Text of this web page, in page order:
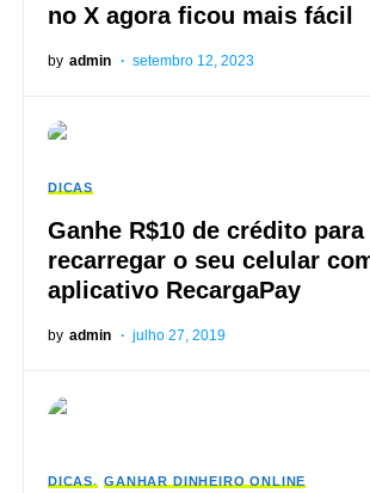
no X agora ficou mais fácil
by admin setembro 12, 2023
DICAS
Ganhe R$10 de crédito para
recarregar o seu celular
aplicativo RecargaPay
by admin julho 27, 2019
DICAS GANHAR DINHEIRO ONLINE